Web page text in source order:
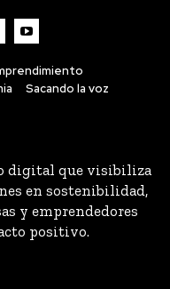
Sacando la voz
digital que visibiliza
en sostenibilidad,
y emprendedores
positivo.